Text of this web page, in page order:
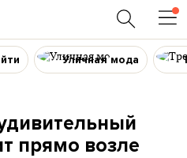
Уличная мода
прямо возле